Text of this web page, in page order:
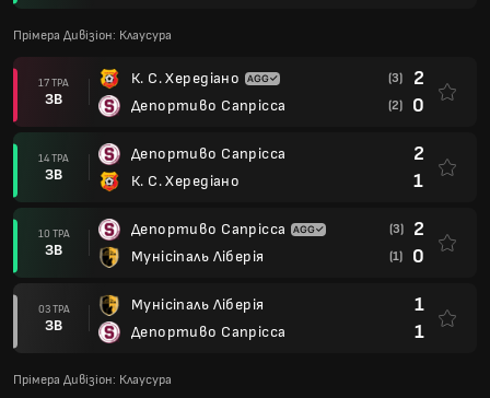
Прімера Дивізіон: Клаусура
17 ТРА
ЗВ
К. С. Хередіано
Депортиво Сапрісса
(3) 2
(2) 0
14 ТРА
ЗВ
Депортиво Сапрісса
К. С. Хередіано
2
1
10 ТРА
ЗВ
Депортиво Сапрісса
Мунісіпаль Ліберія
(3) 2
(1) 0
03 ТРА
ЗВ
Мунісіпаль Ліберія
Депортиво Сапрісса
1
1
Прімера Дивізіон: Клаусура